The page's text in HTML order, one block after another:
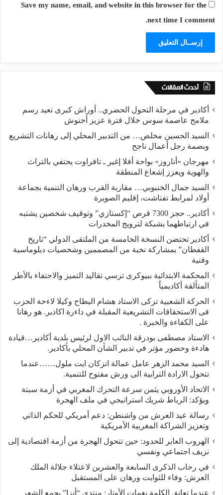
Save my name, email, and website in this browser for the
next time I comment.
أحدث المقالات
أكادير في مرحلة التحول الحضري.. أوراش كبرى تعيد رسم
ملامح عاصمة سوس خلال فترة عزيز أخنوش
السيد الحسين مخلص… من التدبير المحلي إلى رهانات التشريع
وبصمة رجل أعمال ناجح
مهرجان «أناروز» بواحة أفلا إغير ـ تافراوت يحتفي بالتراث
والهوية ويعزز إشعاع المنطقة
السيد جمال الخنبوبي… مقاربة القرب ورهان التنمية بجماعة
أولاد لمرابط تفتاشت، إقليم الصويرة
أكادير.. حجز 7300 قرص “إكستازي” وتوقيف شخصين يشتبه
في ارتباطهما بشبكة لترويج المخدرات
أكادير تحتضن النسخة الخامسة من الملتقى الدولي “تاريخ
القفطان” بمشاركة نخبة من المصممين وشخصيات دبلوماسية
وفنية
المحكمة الابتدائية ببيوكرى ترسي تقاليد التميز والاحتفاء بالأطر
المتألقة أكاديمياً
الحركة الشعبية تزكى الاستاد هشام البطاح وكيلا لاءحة الحزب
فى الاستحقاقات التشريعية المقبلة في داءرة اكادير. هو رهانا
على الكفاءة والخبرة .
الاستاد مصطفى بودرقة النائب الاول لرئيس بلدية أكادير…قيادة
هادءة وحضور مؤتر في تدبير الشأن المحلي بأكادير.
السيد محمد الزهر عامل عمالة انزكان ايت ملول……عندما
تتحول الارادة الترابية الى ورش مفتوح للتنمية.
الاتحاد الأوروبي يثمن سرعة التحرك المغربي في أزمة سبتة
ويؤكد: الرباط شريك استراتيجي في ملف الهجرة
رسالة عيد العرش من واشنطن: دعم أمريكي للحكم الذاتي
وتعزيز الشراكة المغربية الأمريكية
​الهروب العابر للحدود: حين تتحول الهجرة من أزمة اقتصادية إلى
نزيف اجتماعي ونفسي
في رحاب الذكرى السابعة والعشرين لاعتلاء جلالة الملك
العرش: وفاء للثوابت ورهان على المستقبل
​عندما تعانق الكلمة نغمات الأوتار: منتدى “أنزا” يجمع الشعر